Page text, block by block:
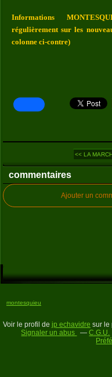
Informations
régulièrement sur les
colonne ci-contre)
<< LA
commentaires
Ajouter un
montesquieu
Voir le profil de jp echavidre sur le
Signaler un abus
C.G.U.